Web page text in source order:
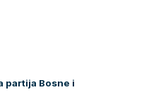
partija Bosne i